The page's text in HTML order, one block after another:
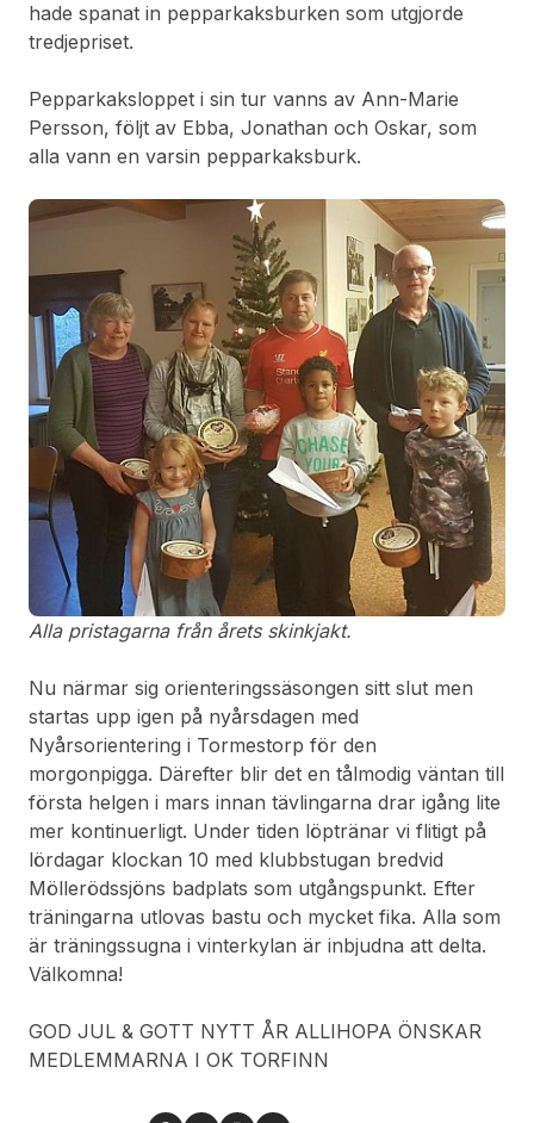
hade spanat in pepparkaksburken som utgjorde
tredjepriset.
Pepparkaksloppet i sin tur vanns av Ann-Marie
Persson, följt av Ebba, Jonathan och Oskar, som
alla vann en varsin pepparkaksburk.
Alla pristagarna från årets skinkjakt.
Nu närmar sig orienteringssäsongen sitt slut men
startas upp igen på nyårsdagen med
Nyårsorientering i Tormestorp för den
morgonpigga. Därefter blir det en tålmodig väntan till
första helgen i mars innan tävlingarna drar igång lite
mer kontinuerligt. Under tiden löptränar vi flitigt på
lördagar klockan 10 med klubbstugan bredvid
Möllerödssjöns badplats som utgångspunkt. Efter
träningarna utlovas bastu och mycket fika. Alla som
är träningssugna i vinterkylan är inbjudna att delta.
Välkomna!
GOD JUL & GOTT NYTT ÅR ALLIHOPA ÖNSKAR
MEDLEMMARNA I OK TORFINN